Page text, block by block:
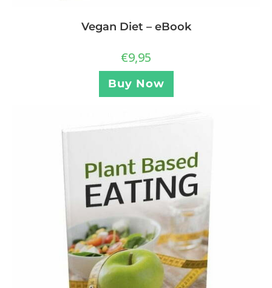
Vegan Diet – eBook
€9,95
Buy Now